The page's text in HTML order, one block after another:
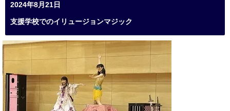
2024年8月21日
支援学校でのイリュージョンマジック